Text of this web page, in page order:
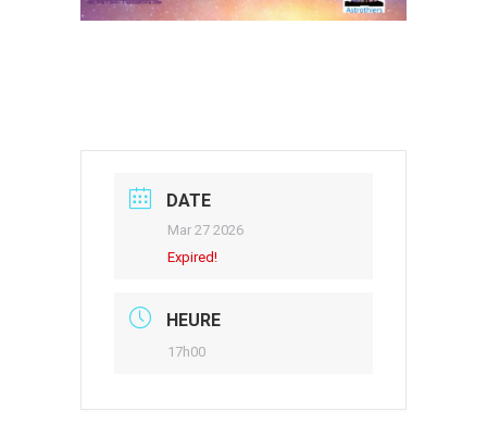
DATE
Mar 27 2026
Expired!
HEURE
17h00